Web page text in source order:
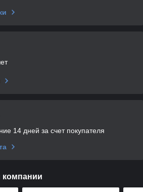
14 дней за счет покупателя